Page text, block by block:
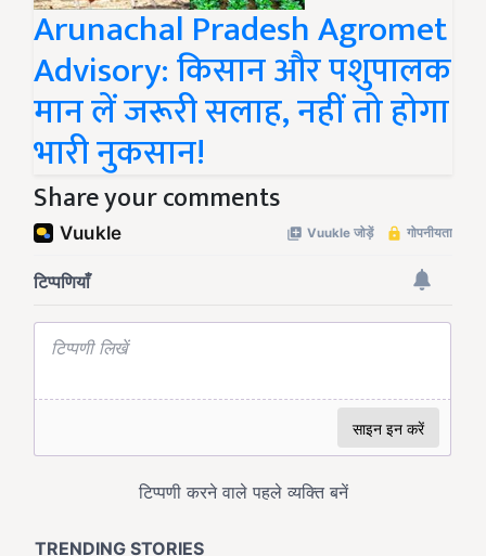
Arunachal Pradesh Agromet
Advisory: किसान और पशुपालक
मान लें जरूरी सलाह, नहीं तो होगा
भारी नुकसान!
Share your comments